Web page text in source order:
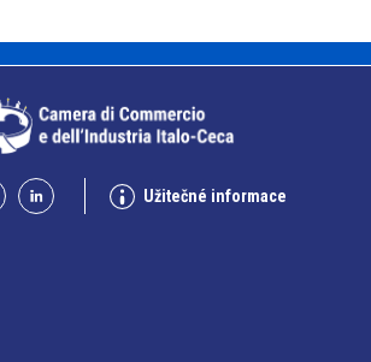
Užitečné informace